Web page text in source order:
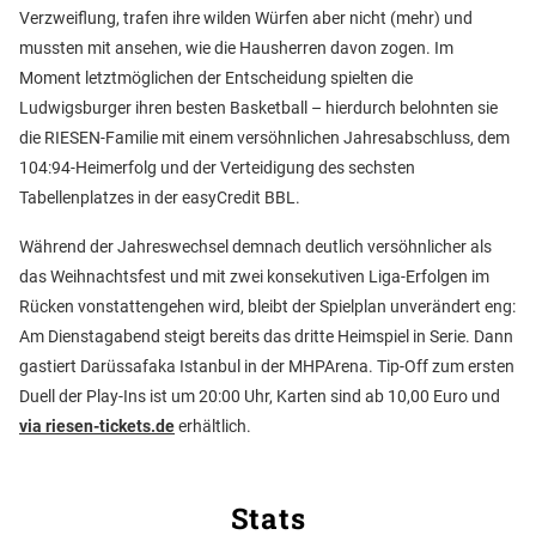
Verzweiflung, trafen ihre wilden Würfen aber nicht (mehr) und
mussten mit ansehen, wie die Hausherren davon zogen. Im
Moment letztmöglichen der Entscheidung spielten die
Ludwigsburger ihren besten Basketball – hierdurch belohnten sie
die RIESEN-Familie mit einem versöhnlichen Jahresabschluss, dem
104:94-Heimerfolg und der Verteidigung des sechsten
Tabellenplatzes in der easyCredit BBL.
Während der Jahreswechsel demnach deutlich versöhnlicher als
das Weihnachtsfest und mit zwei konsekutiven Liga-Erfolgen im
Rücken vonstattengehen wird, bleibt der Spielplan unverändert eng:
Am Dienstagabend steigt bereits das dritte Heimspiel in Serie. Dann
gastiert Darüssafaka Istanbul in der MHPArena. Tip-Off zum ersten
Duell der Play-Ins ist um 20:00 Uhr, Karten sind ab 10,00 Euro und
via riesen-tickets.deerhältlich.
Stats